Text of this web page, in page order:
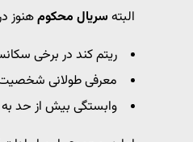
البته سریال محکومهنوز
ریتم کند در برخی
معرفی طولانی
وابستگی بیش از حد